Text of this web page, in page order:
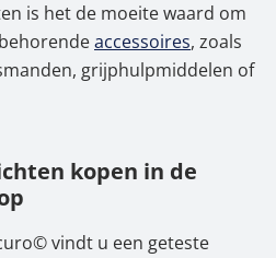
is het de moeite waard om
accessoires, zoals
grijphulpmiddelen of
kopen in de
vindt u een geteste